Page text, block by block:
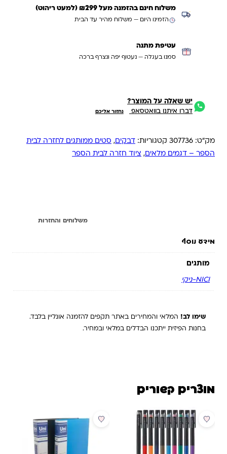
משלוח חינם בהזמנה מעל ₪299 (למעט ריהוט)
הזמינו היום — משלוח מהיר עד הבית
עטיפת מתנה
סמנו בעגלה — נעטוף יפה ונצרף ברכה
יש שאלה על המוצר?
דברו איתנו בוואטסאפ נחזור אליכם
מק"ט: 307736 קטגוריות: דבקים, סטים ממותגים לחזרה לבית
הספר – דגמים מלאים, ציוד חזרה לבית הספר
משלוחים והחזרות
מידע נוסף
מותגים
NICI-ניקי
שימו לב! המלאי והמחירים באתר תקפים להזמנה אונליין בלבד.
בחנות הפיזית ייתכנו הבדלים במלאי ובמחיר.
מוצרים קשורים
מבצע מבצע